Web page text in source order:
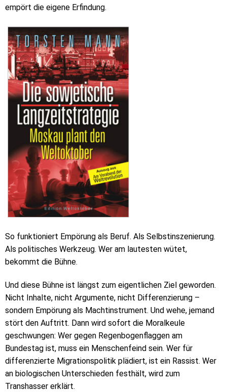
empört die eigene Erfindung.
So funktioniert Empörung als Beruf. Als Selbstinszenierung.
Als politisches Werkzeug. Wer am lautesten wütet,
bekommt die Bühne.
Und diese Bühne ist längst zum eigentlichen Ziel geworden.
Nicht Inhalte, nicht Argumente, nicht Differenzierung –
sondern Empörung als Machtinstrument. Und wehe, jemand
stört den Auftritt. Dann wird sofort die Moralkeule
geschwungen: Wer gegen Regenbogenflaggen am
Bundestag ist, muss ein Menschenfeind sein. Wer für
differenzierte Migrationspolitik plädiert, ist ein Rassist. Wer
an biologischen Unterschieden festhält, wird zum
Transhasser erklärt.